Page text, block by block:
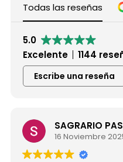
Todas las reseñas
5.0
Excelente
1144
Escribe una reseña
SAGRARIO
16 Noviembre 2025